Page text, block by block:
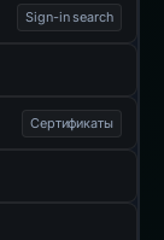
Sign-in search
Сертификаты